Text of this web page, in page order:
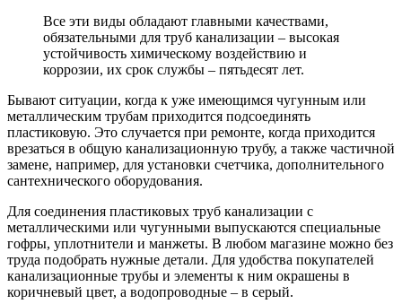
Все эти виды обладают главными качествами,
обязательными для труб канализации – высокая
устойчивость химическому воздействию и
коррозии, их срок службы – пятьдесят лет.
Бывают ситуации, когда к уже имеющимся чугунным или
металлическим трубам приходится подсоединять
пластиковую. Это случается при ремонте, когда приходится
врезаться в общую канализационную трубу, а также частичной
замене, например, для установки счетчика, дополнительного
сантехнического оборудования.
Для соединения пластиковых труб канализации с
металлическими или чугунными выпускаются специальные
гофры, уплотнители и манжеты. В любом магазине можно без
труда подобрать нужные детали. Для удобства покупателей
канализационные трубы и элементы к ним окрашены в
коричневый цвет, а водопроводные – в серый.